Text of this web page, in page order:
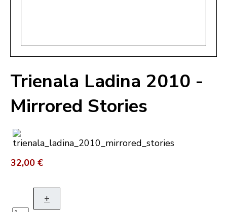
Trienala Ladina 2010 -
Mirrored Stories
32,00 €
+